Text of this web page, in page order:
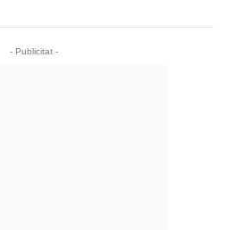
- Publicitat -